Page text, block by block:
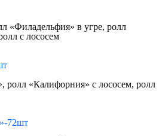
«Филадельфия» в угре, ролл
с лососем
ролл «Калифорния» с лососем, ролл
72шт